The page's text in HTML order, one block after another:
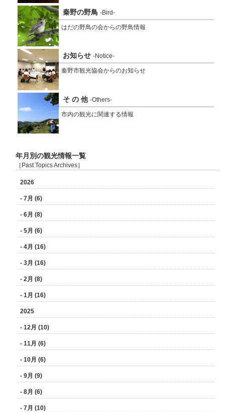
秦野の野鳥 -Bird-
はだの野鳥の会からの野鳥情報
お知らせ -Notice-
秦野市観光協会からのお知らせ
そ の 他 -Others-
市内の観光に関連する情報
年月別の観光情報一覧
［Past Topics Archives］
2026
- 7月 (6)
- 6月 (8)
- 5月 (6)
- 4月 (16)
- 3月 (16)
- 2月 (8)
- 1月 (16)
2025
- 12月 (10)
- 11月 (6)
- 10月 (6)
- 9月 (9)
- 8月 (6)
- 7月 (10)